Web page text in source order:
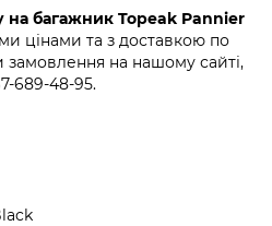
на багажник Topeak Pannier
цінами та з доставкою по
замовлення на нашому сайті,
689-48-95.